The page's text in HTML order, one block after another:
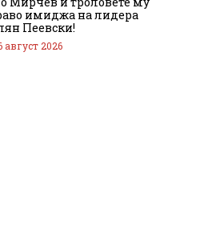
имиджа на лидера
Пеевски!
2026